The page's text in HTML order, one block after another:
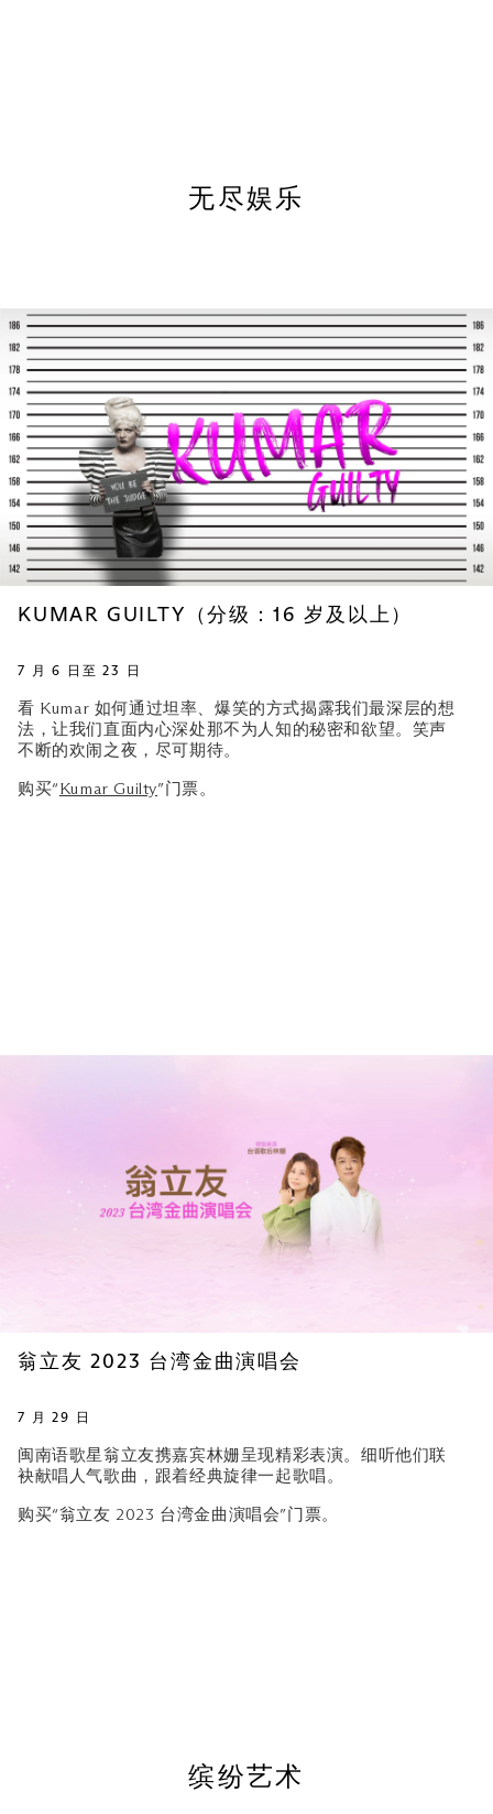
无尽娱乐
KUMAR GUILTY（分级：16 岁及以上）
7 月 6 日至 23 日
看 Kumar 如何通过坦率、爆笑的方式揭露我们最深层的想
法，让我们直面内心深处那不为人知的秘密和欲望。笑声
不断的欢闹之夜，尽可期待。
购买“Kumar Guilty”门票。
翁立友 2023 台湾金曲演唱会
7 月 29 日
闽南语歌星翁立友携嘉宾林姗呈现精彩表演。细听他们联
袂献唱人气歌曲，跟着经典旋律一起歌唱。
购买“翁立友 2023 台湾金曲演唱会”门票。
缤纷艺术